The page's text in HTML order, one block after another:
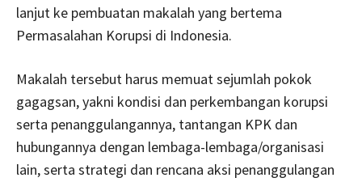
lanjut ke pembuatan makalah yang bertema
Permasalahan Korupsi di Indonesia.
Makalah tersebut harus memuat sejumlah pokok
gagagsan, yakni kondisi dan perkembangan korupsi
serta penanggulangannya, tantangan KPK dan
hubungannya dengan lembaga-lembaga/organisasi
lain, serta strategi dan rencana aksi penanggulangan